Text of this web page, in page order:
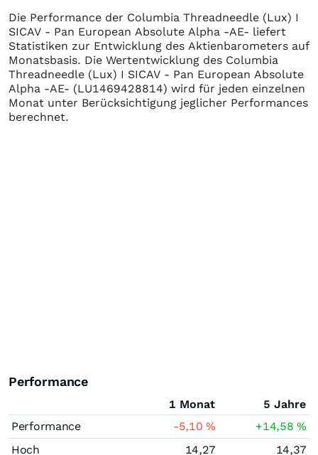
Die Performance der Columbia Threadneedle (Lux) I
SICAV - Pan European Absolute Alpha -AE- liefert
Statistiken zur Entwicklung des Aktienbarometers auf
Monatsbasis. Die Wertentwicklung des Columbia
Threadneedle (Lux) I SICAV - Pan European Absolute
Alpha -AE- (LU1469428814) wird für jeden einzelnen
Monat unter Berücksichtigung jeglicher Performances
berechnet.
Performance
1 Monat
5 Jahre
Performance
-5,10% +14,58%
Hoch
14,27
14,37